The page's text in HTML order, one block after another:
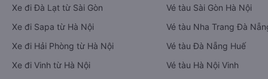
Xe đi Đà Lạt từ Sài Gòn
Xe đi Sapa từ Hà Nội
Xe đi Hải Phòng từ Hà Nội
Xe đi Vinh từ Hà Nội
Vé tàu Sài Gòn Hà Nội
Vé tàu Nha Trang Đà
Vé tàu Đà Nẵng Huế
Vé tàu Hà Nội Vinh